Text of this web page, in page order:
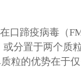
口蹄疫病毒（
分置于两个质
粒的优势在于